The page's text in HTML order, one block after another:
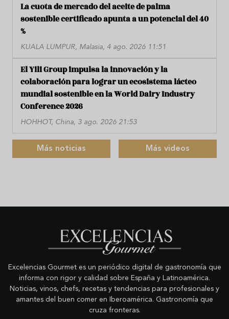
La cuota de mercado del aceite de palma
sostenible certificado apunta a un potencial del 40
%
KUALA LUMPUR, Malasia, 4 ago. 2026 11:51
El Yili Group impulsa la innovación y la
colaboración para lograr un ecosistema lácteo
mundial sostenible en la World Dairy Industry
Conference 2026
HOHHOT, China, 3 ago. 2026 21:53
Más noticias Más videos
Excelencias Gourmet es un periódico digital de gastronomía que
informa con rigor y calidad sobre España y Latinoamérica.
Noticias, vinos, chefs, recetas y tendencias para profesionales y
amantes del buen comer en Iberoamérica. Gastronomía que
cruza fronteras.